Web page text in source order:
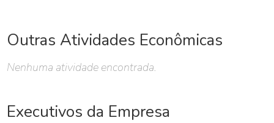
Outras Atividades Econômicas
Nenhuma atividade encontrada.
Executivos da Empresa